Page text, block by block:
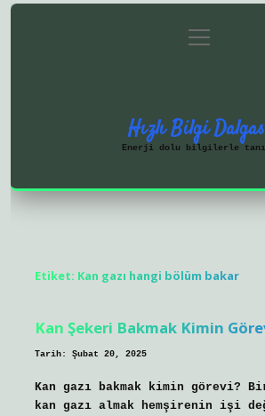
Gizlilik
menüyü
aç
Hızlı Bilgi
Enerji dolu bilgilerle
Etiket: Kan gazı hangi bölüm bakar
Kan Şekeri Bakmak Kimin
Tarih: Şubat 20, 2025
Kan gazı bakmak kimin görevi?
kan gazı almak hemşirenin işi